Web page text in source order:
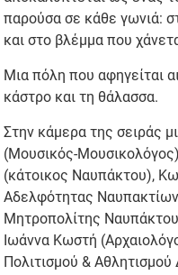
παρούσα σε κάθε γωνιά:
και στο βλέμμα που
Μια πόλη που αφηγείται
κάστρο και τη θάλασσα.
Στην κάμερα της σειράς
(Μουσικός-
(κάτοικος Ναυπάκτου),
Αδελφότητας
Μητροπολίτης Ναυπάκτου
Ιωάννα Κωστή
Πολιτισμού &